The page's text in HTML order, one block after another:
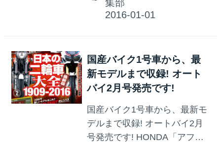
集部
国産バイク1号車から、最
新モデルまで収録! オート
バイ2月号発売です!
国産バイク1号車から、最新モ
デルまで収録! オートバイ2月
号発売です! HONDA「アフリ